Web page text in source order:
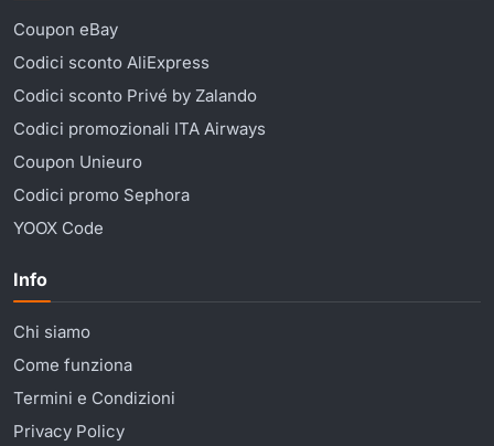
Coupon eBay
Codici sconto AliExpress
Codici sconto Privé by Zalando
Codici promozionali ITA Airways
Coupon Unieuro
Codici promo Sephora
YOOX Code
Info
Chi siamo
Come funziona
Termini e Condizioni
Privacy Policy